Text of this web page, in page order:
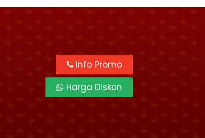
Info Promo
Harga Diskon